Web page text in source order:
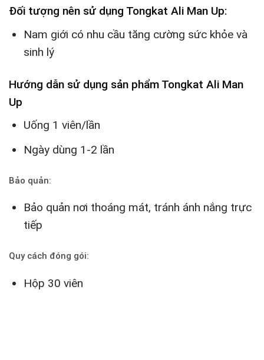
Đối tượng nên sử dụng Tongkat Ali Man Up:
Nam giới có nhu cầu tăng cường sức khỏe và
sinh lý
Hướng dẫn sử dụng sản phẩm Tongkat Ali Man
Up
Uống 1 viên/lần
Ngày dùng 1-2 lần
Bảo quản:
Bảo quản nơi thoáng mát, tránh ánh nắng trực
tiếp
Quy cách đóng gói:
Hộp 30 viên